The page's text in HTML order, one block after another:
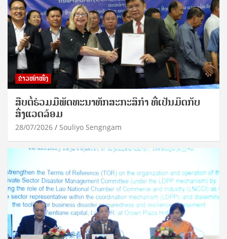
ຂ່າວໜ້າໜຶ່ງ
ສືບຕໍ່ຮ່ວມມືພັດທະນາທັກສະກະສິກຳ ທີ່ເປັນມິດກັບ
ສິ່ງແວດລ້ອມ
28/07/2026 Souliyo Sengngam